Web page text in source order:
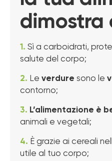
dimostra
1. Sì a carboidrati,
salute del corpo;
2. Le verdure sono le
contorno;
3. L’alimentazione è
animali e vegetali;
4. È grazie ai cereali
utile al tuo corpo;